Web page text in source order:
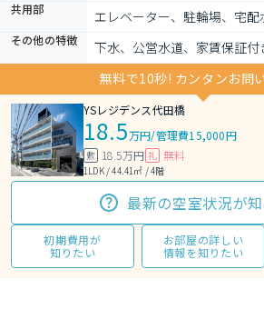
共用部 エレベーター、駐輪場、宅
その他の特徴
下水、公営水道、家賃保証付
無料で10秒! カンタンお問
YSレジデンス代田橋
18.5万円/管理費15,000円
敷 18.5万円 礼 無料
1LDK / 44.41㎡ / 4階
最新の空室状況が
初期費用が
知りたい
お部屋の詳しい
情報を知りたい